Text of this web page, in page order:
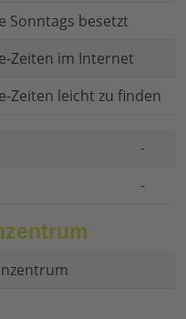
Sonntags besetzt
Zeiten im Internet
Zeiten leicht zu finden
-
-